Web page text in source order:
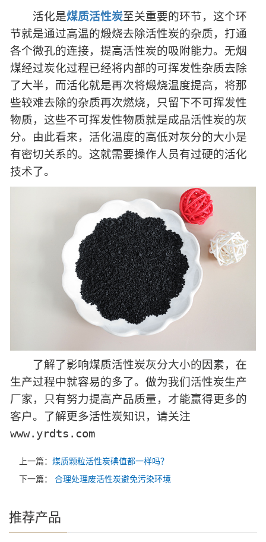
活化是煤质活性炭至关重要的环节，这个环
节就是通过高温的煅烧去除活性炭的杂质，打通
各个微孔的连接，提高活性炭的吸附能力。无烟
煤经过炭化过程已经将内部的可挥发性杂质去除
了大半，而活化就是再次将煅烧温度提高，将那
些较难去除的杂质再次燃烧，只留下不可挥发性
物质，这些不可挥发性物质就是成品活性炭的灰
分。由此看来，活化温度的高低对灰分的大小是
有密切关系的。这就需要操作人员有过硬的活化
技术了。
了解了影响煤质活性炭灰分大小的因素，在
生产过程中就容易的多了。做为我们活性炭生产
厂家，只有努力提高产品质量，才能赢得更多的
客户。了解更多活性炭知识，请关注
www.yrdts.com
上一篇： 煤质颗粒活性炭碘值都一样吗？
下一篇：
合理处理废活性炭避免污染环境
推荐产品